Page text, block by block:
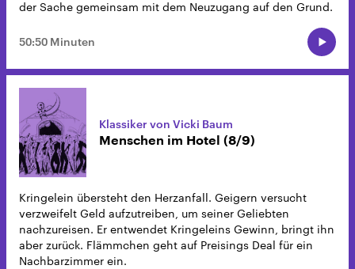
der Sache gemeinsam mit dem Neuzugang auf den Grund.
50:50 Minuten
Klassiker von Vicki Baum
Menschen im Hotel (8/9)
Kringelein übersteht den Herzanfall. Geigern versucht
verzweifelt Geld aufzutreiben, um seiner Geliebten
nachzureisen. Er entwendet Kringeleins Gewinn, bringt ihn
aber zurück. Flämmchen geht auf Preisings Deal für ein
Nachbarzimmer ein.